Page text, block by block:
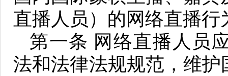
直播人员）的网络直播行
第一条 网络直播人员
法和法律法规规范，维